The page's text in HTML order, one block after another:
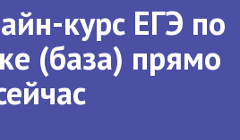
курс ЕГЭ по
(база) прямо